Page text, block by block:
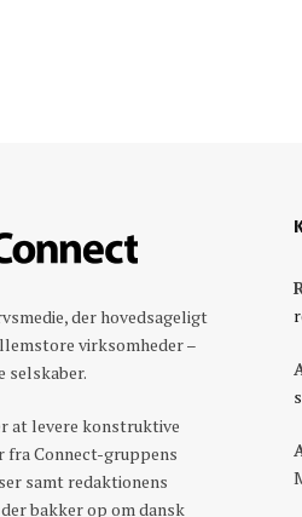
der hovedsageligt
virksomheder –
selskaber.
at levere konstruktive
fra Connect-gruppens
samt redaktionens
bakker op om dansk